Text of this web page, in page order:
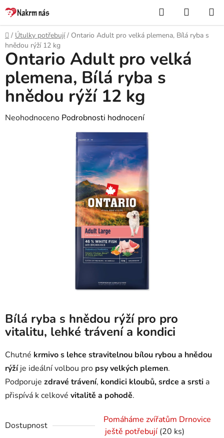
Přejít
na
obsah
Hledat
KOŠÍK
Domů
/ Útulky potřebují / Ontario Adult pro velká plemena, Bílá ryba s
hnědou rýží 12 kg
Bílá ryba s hnědou rýží pro pro
vitalitu, lehké trávení a kondici
Chutné krmivo s lehce stravitelnou bílou rybou a hnědou
rýžíje ideální volbou pro psy velkých plemen.
Podporuje zdravé trávení, kondici kloubů, srdce a srsti a
přispívá k celkové vitalitě a pohodě.
Dostupnost
Pomáháme zvířatům Drnovice
ještě potřebují (20 ks)
Ontario Adult pro velká
plemena, Bílá ryba s
hnědou rýží 12 kg
Průměrné
Neohodnoceno Podrobnosti hodnocení